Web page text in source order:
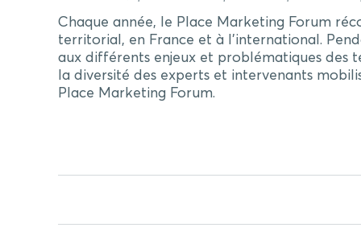
Chaque année, le Place Marketing Forum
territorial, en France et à l’international.
aux différents enjeux et problématiques des
la diversité des experts et intervenants
Place Marketing Forum.